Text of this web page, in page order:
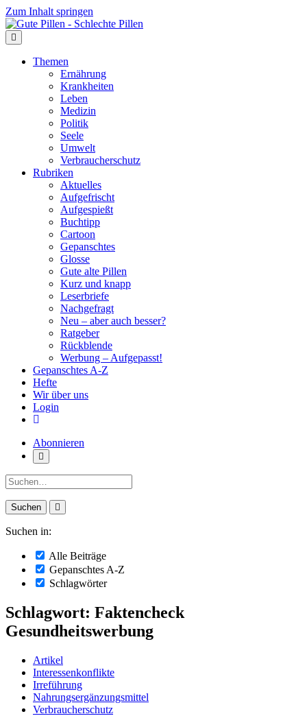
Zum Inhalt springen
Themen
Ernährung
Krankheiten
Leben
Medizin
Politik
Seele
Umwelt
Verbraucherschutz
Rubriken
Aktuelles
Aufgefrischt
Aufgespießt
Buchtipp
Cartoon
Gepanschtes
Glosse
Gute alte Pillen
Kurz und knapp
Leserbriefe
Nachgefragt
Neu – aber auch besser?
Ratgeber
Rückblende
Werbung – Aufgepasst!
Gepanschtes A-Z
Hefte
Wir über uns
Login
Abonnieren
Suche:
Suchen in:
Alle Beiträge
Gepanschtes A-Z
Schlagwörter
Schlagwort: Faktencheck
Gesundheitswerbung
Artikel
Interessenkonflikte
Irreführung
Nahrungsergänzungsmittel
Verbraucherschutz